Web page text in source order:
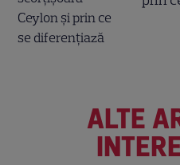
ALTE